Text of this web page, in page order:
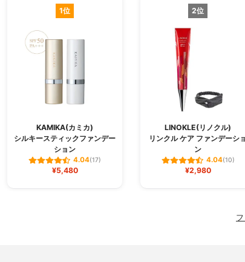
1位
KAMIKA(カミカ)
シルキースティックファンデー
ション
4.04(17)
¥5,480
2位
LINOKLE(リノクル)
リンクル ケア ファンデーショ
ン
4.04(10)
¥2,980